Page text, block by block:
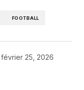
FOOTBALL
février 25, 2026